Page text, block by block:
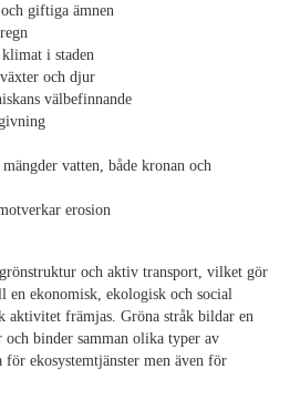
giftiga ämnen
i staden
och djur
välbefinnande
vatten, både kronan och
erosion
och aktiv transport, vilket gör
ekonomisk, ekologisk och social
aktivitet främjas. Gröna stråk bildar en
och binder samman olika typer av
ekosystemtjänster men även för